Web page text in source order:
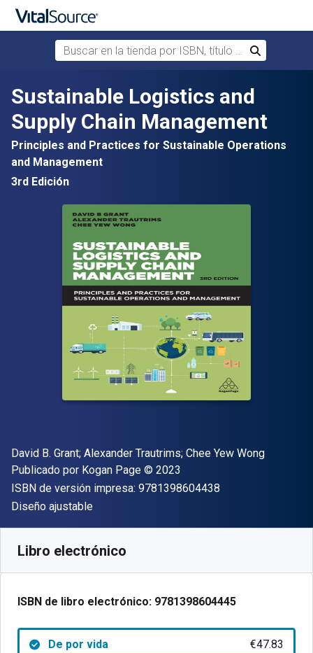
Saltar al contenido principal
Buscar en la tienda por ISBN, título o autor
Buscar
Sustainable Logistics and
Supply Chain Management
Principles and Practices for Sustainable Operations
and Management
3rd Edición
Autor(es)
David B. Grant; Alexander Trautrims; Chee Yew Wong
Editorial
Publicado por Kogan Page Copyright
© 2023
ISBN de versión impresa: 9781398604438
Formato
Diseño ajustable
Libro electrónico
ISBN de libro electrónico: 9781398604445
De por vida €47.83